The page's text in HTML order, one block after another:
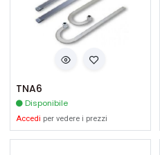
TNA6
Disponibile
Accedi per vedere i prezzi